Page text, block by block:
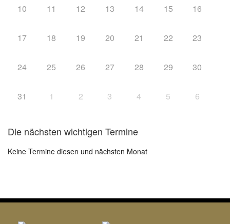
10 11 12 13 14 15 16
17 18 19 20 21 22 23
24 25 26 27 28 29 30
31 1 2 3 4 5 6
Die nächsten wichtigen Termine
Keine Termine diesen und nächsten Monat